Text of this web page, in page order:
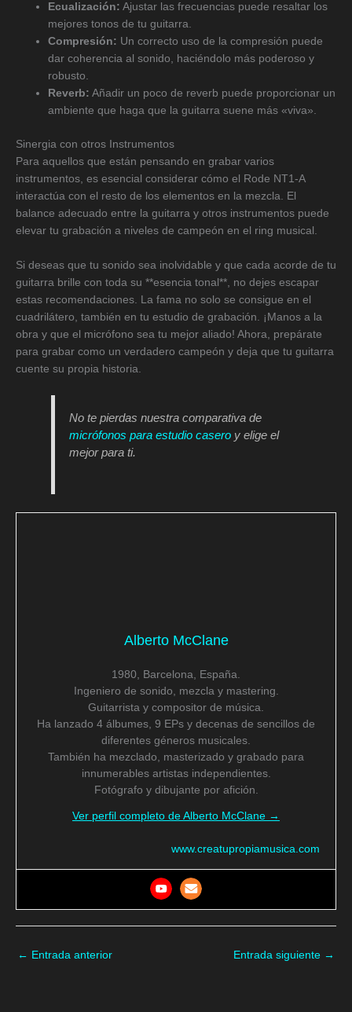
Ecualización: Ajustar las frecuencias puede resaltar los
mejores tonos de tu guitarra.
Compresión: Un correcto uso de la compresión puede
dar coherencia al sonido, haciéndolo más poderoso y
robusto.
Reverb: Añadir un poco de reverb puede proporcionar un
ambiente que haga que la guitarra suene más «viva».
Sinergia con otros Instrumentos
Para aquellos que están pensando en grabar varios
instrumentos, es esencial considerar cómo el Rode NT1-A
interactúa con el resto de los elementos en la mezcla. El
balance adecuado entre la guitarra y otros instrumentos puede
elevar tu grabación a niveles de campeón en el ring musical.
Si deseas que tu sonido sea inolvidable y que cada acorde de tu
guitarra brille con toda su **esencia tonal**, no dejes escapar
estas recomendaciones. La fama no solo se consigue en el
cuadrilátero, también en tu estudio de grabación. ¡Manos a la
obra y que el micrófono sea tu mejor aliado! Ahora, prepárate
para grabar como un verdadero campeón y deja que tu guitarra
cuente su propia historia.
No te pierdas nuestra comparativa de
micrófonos para estudio casero y elige el
mejor para ti.
Alberto McClane
1980, Barcelona, España.
Ingeniero de sonido, mezcla y mastering.
Guitarrista y compositor de música.
Ha lanzado 4 álbumes, 9 EPs y decenas de sencillos de
diferentes géneros musicales.
También ha mezclado, masterizado y grabado para
innumerables artistas independientes.
Fotógrafo y dibujante por afición.
Ver perfil completo de Alberto McClane →
www.creatupropiamusica.com
← Entrada anterior Entrada siguiente →